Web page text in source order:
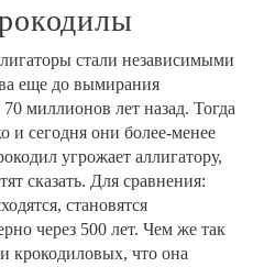
стали независимыми
еще до вымирания
миллионов лет назад. Тогда
и сегодня они более-менее
угрожает аллигатору,
сказать. Для сравнения:
становятся
через 500 лет. Чем же так
крокодиловых, что она